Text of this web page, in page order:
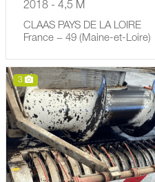
2018 - 4,5 M
CLAAS PAYS DE LA LOIRE
France − 49 (Maine-et-Loire)
3